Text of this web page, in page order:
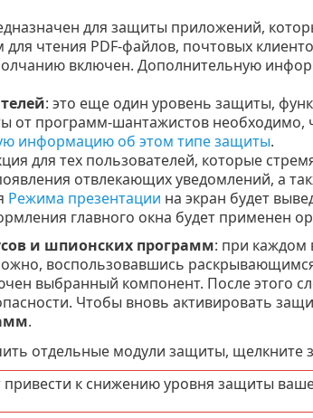
для защиты приложений,
чтения PDF-файлов, почтовых
включен. Дополнительную
: это еще один уровень защиты,
от программ-шантажистов необходимо,
информацию об этом типе защиты.
для тех пользователей, которые
отвлекающих уведомлений, а
Режима презентации на экран будет
главного окна будет применен
и шпионских программ: при
воспользовавшись
выбранный компонент. После этого
Чтобы вновь активировать
.
отдельные модули защиты, щелкните
к снижению уровня защиты